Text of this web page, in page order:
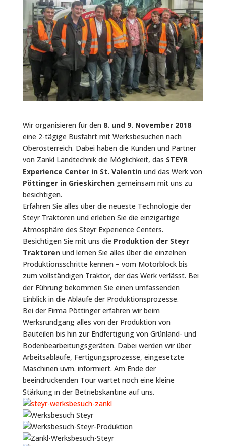
Wir organisieren für den 8. und 9. November 2018
eine 2-tägige Busfahrt mit Werksbesuchen nach
Oberösterreich. Dabei haben die Kunden und Partner
von Zankl Landtechnik die Möglichkeit, das STEYR
Experience Center in St. Valentinund das Werk von
Pöttinger in Grieskirchengemeinsam mit uns zu
besichtigen.
Erfahren Sie alles über die neueste Technologie der
Steyr Traktoren und erleben Sie die einzigartige
Atmosphäre des Steyr Experience Centers.
Besichtigen Sie mit uns die Produktion der Steyr
Traktorenund lernen Sie alles über die einzelnen
Produktionsschritte kennen – vom Motorblock bis
zum vollständigen Traktor, der das Werk verlässt. Bei
der Führung bekommen Sie einen umfassenden
Einblick in die Abläufe der Produktionsprozesse.
Bei der Firma Pöttinger erfahren wir beim
Werksrundgang alles von der Produktion von
Bauteilen bis hin zur Endfertigung von Grünland- und
Bodenbearbeitungsgeräten. Dabei werden wir über
Arbeitsabläufe, Fertigungsprozesse, eingesetzte
Maschinen uvm. informiert. Am Ende der
beeindruckenden Tour wartet noch eine kleine
Stärkung in der Betriebskantine auf uns.